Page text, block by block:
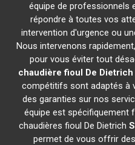
équipe de professionnels
répondre à toutes vos
intervention d'urgence ou
Nous intervenons
pour vous éviter tout
chaudière fioul De Dietrich
compétitifs sont adaptés à
des garanties sur nos
équipe est spécifiquement
chaudières fioul De Dietrich
permet de vous offrir